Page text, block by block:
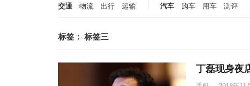
交通
物流 出行 运输
汽车
购车 用车 测评
标签： 标签三
丁磊现身夜